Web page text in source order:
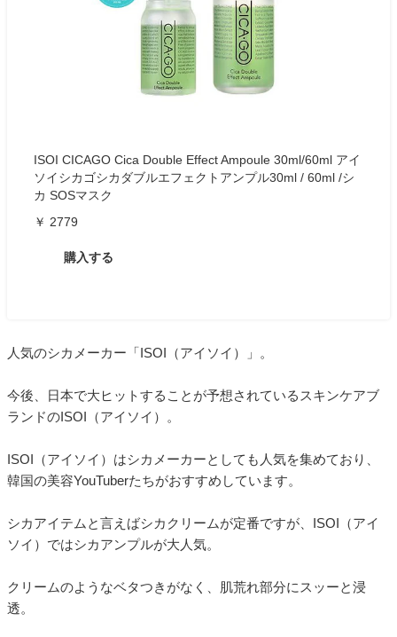
ISOI CICAGO Cica Double Effect Ampoule 30ml/60ml アイ
ソイシカゴシカダブルエフェクトアンプル30ml / 60ml /シ
カ SOSマスク
￥ 2779
購入する
人気のシカメーカー「ISOI（アイソイ）」。
今後、日本で大ヒットすることが予想されているスキンケアブ
ランドのISOI（アイソイ）。
ISOI（アイソイ）はシカメーカーとしても人気を集めており、
韓国の美容YouTuberたちがおすすめしています。
シカアイテムと言えばシカクリームが定番ですが、ISOI（アイ
ソイ）ではシカアンプルが大人気。
クリームのようなベタつきがなく、肌荒れ部分にスッーと浸
透。